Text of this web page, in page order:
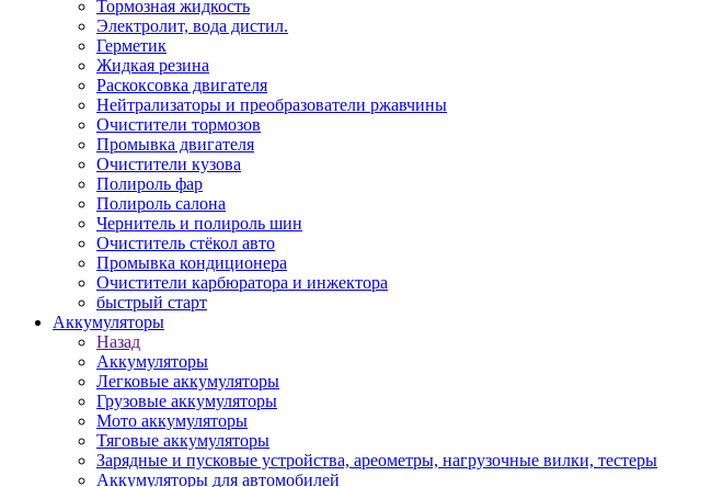
Тормозная жидкость
Электролит, вода дистил.
Герметик
Жидкая резина
Раскоксовка двигателя
Нейтрализаторы и преобразователи ржавчины
Очистители тормозов
Промывка двигателя
Очистители кузова
Полироль фар
Полироль салона
Чернитель и полироль шин
Очиститель стёкол авто
Промывка кондиционера
Очистители карбюратора и инжектора
быстрый старт
Аккумуляторы
Назад
Аккумуляторы
Легковые аккумуляторы
Грузовые аккумуляторы
Мото аккумуляторы
Тяговые аккумуляторы
Зарядные и пусковые устройства, ареометры, нагрузочные вилки, тестеры
Аккумуляторы для автомобилей